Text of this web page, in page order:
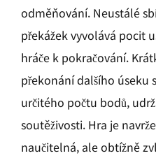
odměňování. Neustálé
překážek vyvolává pocit
hráče k pokračování.
překonání dalšího úseku
určitého počtu bodů,
soutěživosti. Hra je
naučitelná, ale obtížně